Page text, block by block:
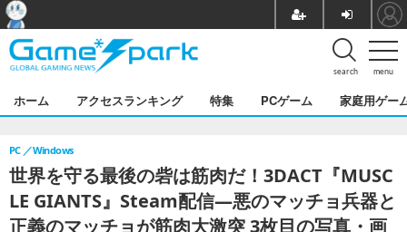
menu
search
ホーム アクセスランキング 特集 PCゲーム 家庭用ゲー
世界を守る最後の砦は筋肉だ！3DACT『MUSC
LE GIANTS』Steam配信―悪のマッチョ兵器と
正義のマッチョが筋肉大激突 3枚目の写真・画
PC Windows